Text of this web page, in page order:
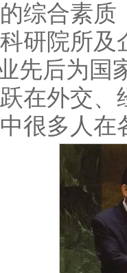
综合素
研院所及
先后为国
在外交
很多人